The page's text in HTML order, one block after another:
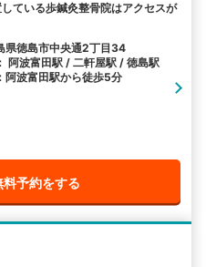
ている歩鍼灸整骨院はアクセスが
県徳島市中央通2丁目34
阿波富田駅 / 二軒屋駅 / 徳島駅
阿波富田駅から徒歩5分
料予約をする